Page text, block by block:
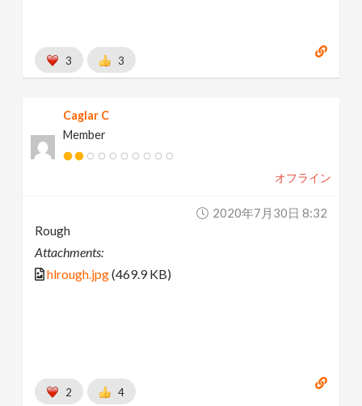
3 3
Caglar C
Member
オフライン
2020年7月30日 8:32
Rough
Attachments:
hlrough.jpg(469.9 KB)
2 4